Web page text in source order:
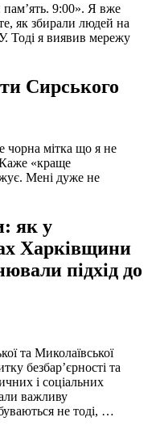
9:00». Я вже
як збирали людей на
Тоді я виявив мережу
Сирського
чорна мітка що я не
«краще
Мені дуже не
як у
Харківщини
підхід до
та Миколаївської
безбар’єрності та
і соціальних
важливу
не тоді, …